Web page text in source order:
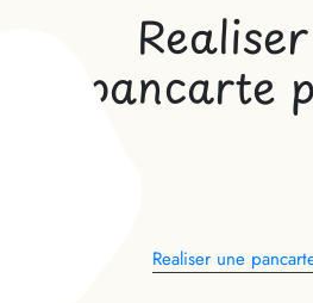
pancarte
Realiser une